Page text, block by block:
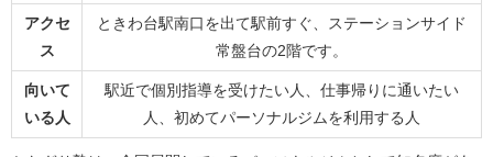
アクセ
ス
ときわ台駅南口を出て駅前すぐ、ステーションサイド
常盤台の2階です。
向いて
いる人
駅近で個別指導を受けたい人、仕事帰りに通いたい
人、初めてパーソナルジムを利用する人